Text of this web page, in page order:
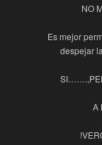
NO
Es mejor
despejar
A